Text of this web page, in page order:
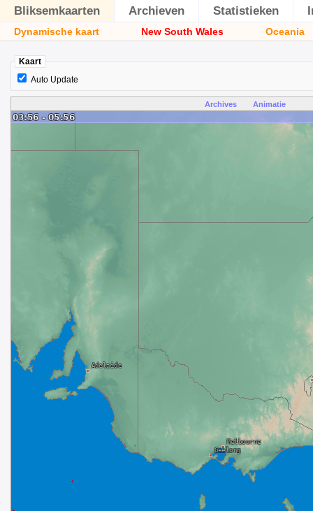
Bliksemkaarten Archieven Statistieken
Dynamische kaart New South Wales Oceania
Kaart
Auto Update
Archives Animatie